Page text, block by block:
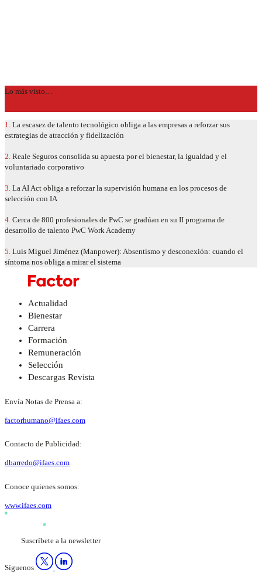
Lo más visto…
1. La escasez de talento tecnológico obliga a las empresas a reforzar sus
estrategias de atracción y fidelización
2. Reale Seguros consolida su apuesta por el bienestar, la igualdad y el
voluntariado corporativo
3. La AI Act obliga a reforzar la supervisión humana en los procesos de
selección con IA
4. Cerca de 800 profesionales de PwC se gradúan en su II programa de
desarrollo de talento PwC Work Academy
5. Luis Miguel Jiménez (Manpower): Absentismo y desconexión: cuando el
síntoma nos obliga a mirar el sistema
Actualidad
Bienestar
Carrera
Formación
Remuneración
Selección
Descargas Revista
Envía Notas de Prensa a:
factorhumano@ifaes.com
Contacto de Publicidad:
dbarredo@ifaes.com
Conoce quienes somos:
www.ifaes.com
Suscríbete a la newsletter
Síguenos